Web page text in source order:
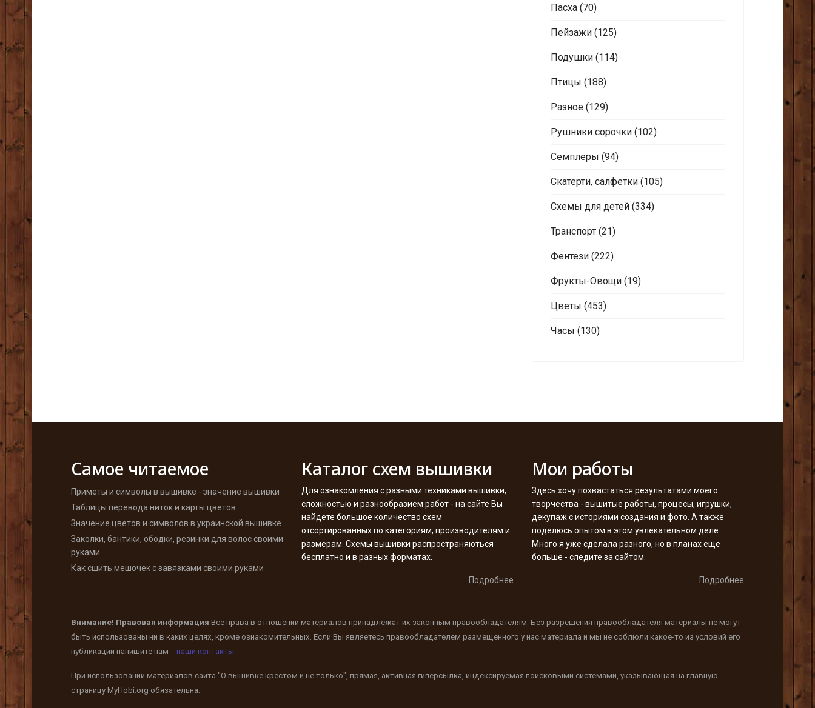
Пасха (70)
Пейзажи (125)
Подушки (114)
Птицы (188)
Разное (129)
Рушники сорочки (102)
Семплеры (94)
Скатерти, салфетки (105)
Схемы для детей (334)
Транспорт (21)
Фентези (222)
Фрукты-Овощи (19)
Цветы (453)
Часы (130)
Самое читаемое
Приметы и символы в вышивке - значение вышивки
Таблицы перевода ниток и карты цветов
Значение цветов и символов в украинской вышивке
Заколки, бантики, ободки, резинки для волос своими
руками.
Как сшить мешочек с завязками своими руками
Каталог схем вышивки
Для ознакомления с разными техниками вышивки,
сложностью и разнообразием работ - на сайте Вы
найдете большое количество схем
отсортированных по категориям, производителям и
размерам. Схемы вышивки распространяються
бесплатно и в разных форматах.
Подробнее
Мои работы
Здесь хочу похвастаться результатами моего
творчества - вышитые работы, процесы, игрушки,
декупаж с историями создания и фото. А также
поделюсь опытом в этом увлекательном деле.
Много я уже сделала разного, но в планах еще
больше - следите за сайтом.
Подробнее
Внимание! Правовая информация Все права в отношении материалов принадлежат их законным правообладателям. Без разрешения правообладателя материалы не могут
быть использованы ни в каких целях, кроме ознакомительных. Если Вы являетесь правообладателем размещенного у нас материала и мы не соблюли какое-то из условий его
публикации напишите нам - наши контакты.
При использовании материалов сайта "О вышивке крестом и не только", прямая, активная гиперсылка, индексируемая поисковыми системами, указывающая на главную
страницу MyHobi.org обязательна.